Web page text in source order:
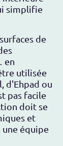
simplifie
de
en
utilisée
d'Ehpad ou
pas facile
doit se
et
équipe